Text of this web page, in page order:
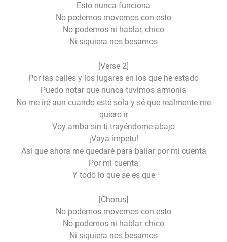
Esto nunca funciona
No podemos movernos con esto
No podemos ni hablar, chico
Ni siquiera nos besamos
[Verse 2]
Por las calles y los lugares en los que he estado
Puedo notar que nunca tuvimos armonía
No me iré aun cuando esté sola y sé que realmente me
quiero ir
Voy arriba sin ti trayéndome abajo
¡Vaya ímpetu!
Así que ahora me quedaré para bailar por mi cuenta
Por mi cuenta
Y todo lo que sé es que
[Chorus]
No podemos movernos con esto
No podemos ni hablar, chico
Ni siquiera nos besamos